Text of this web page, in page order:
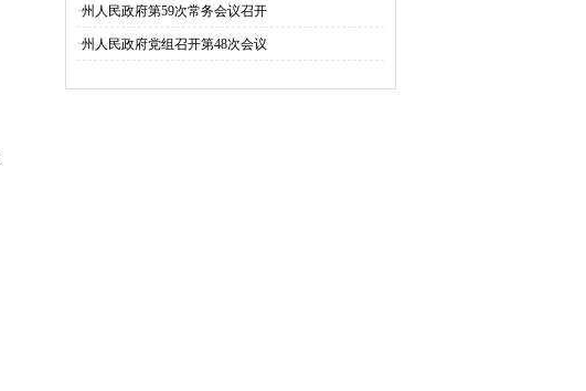
募捐活动倡议书
·州人民政府第59次常务会议召开
·州人民政府党组召开第48次会议